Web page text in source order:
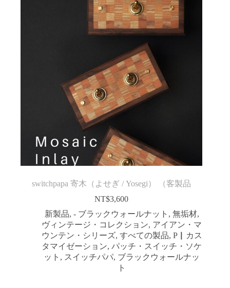
switchpapa 寄木（よせぎ / Yosegi） （客製品
NT$3,600
新製品, - ブラックウォールナット , 無垢材,
ヴィンテージ・コレクション, アイアン・マ
ウンテン・シリーズ, すべての製品, P▏カス
タマイゼーション,パッチ・スイッチ・ソケ
ット , スイッチパパ, ブラックウォールナッ
ト